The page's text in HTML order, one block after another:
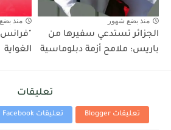
منذ بضع شهور
الجزائر تستدعي سفيرها من
باريس: ملامح أزمة دبلوماسية
منذ
الغواية
تعليقات
تعليقات Blogger تعليقات Facebook